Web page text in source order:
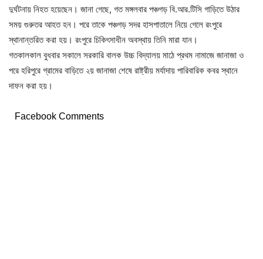
দুর্ঘটনায় নিহত হয়েছেন। জানা গেছে, গত মঙ্গলবার পঞ্চগড় বি.আর.টিসি গাড়িতে উঠার
সময় গুরুতর আহত হন। পরে তাকে পঞ্চগড় সদর হাসপাতালে নিয়ে গেলে রংপুরে
স্থানান্তরিত করা হয়। রংপুরে চিকিৎসাধীন অবস্থায় তিনি মারা যান।
গতকালকাল বুধবার সকালে সরকারি বালক উচ্চ বিদ্যালয় মাঠে প্রথম নামাজে জানাজা ও
পরে হরিপুরে গ্রামের বাড়িতে ২য় জানাজা শেষে রাষ্ট্রীয় মর্যাদায় পারিবারিক কবর স্থানে
দাফন করা হয়।
Facebook Comments